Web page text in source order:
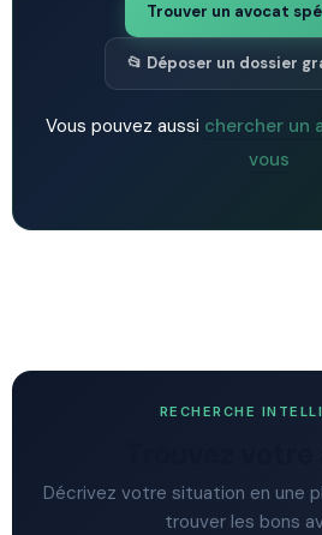
Trouver un avocat
📂 Déposer un dossier
Vous pouvez aussi chercher un
vous
RECHERCHE
Décrivez votre situation en une
trouver les bons